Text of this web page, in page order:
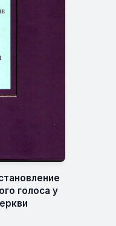
голоса у